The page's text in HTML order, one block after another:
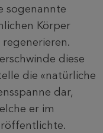
sogenannte
Körper
diese
die «natürliche
dar,
er im